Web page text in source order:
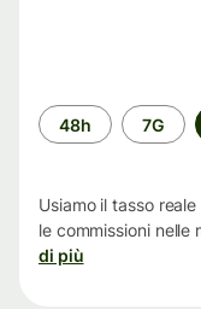
Periodo
di
48h 7G
Usiamo il tasso
le commissioni nelle
di più